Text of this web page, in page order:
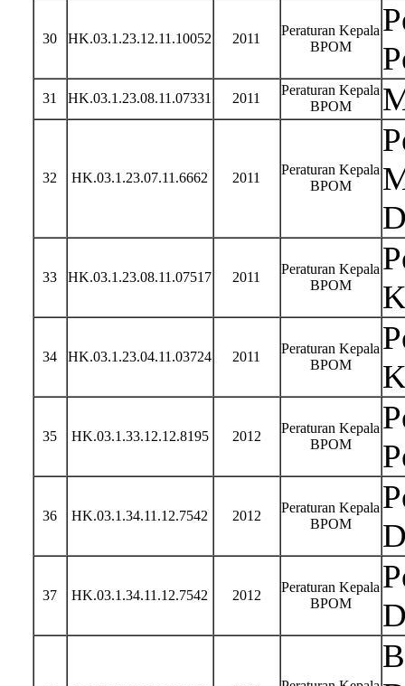
30 HK.03.1.23.12.11.10052 2011
Peraturan Kepala
BPOM
31 HK.03.1.23.08.11.07331 2011
Peraturan Kepala
BPOM
32 HK.03.1.23.07.11.6662 2011
Peraturan Kepala
BPOM
33 HK.03.1.23.08.11.07517 2011
Peraturan Kepala
BPOM
34 HK.03.1.23.04.11.03724 2011
Peraturan Kepala
BPOM
35 HK.03.1.33.12.12.8195 2012
Peraturan Kepala
BPOM
36 HK.03.1.34.11.12.7542 2012
Peraturan Kepala
BPOM
37 HK.03.1.34.11.12.7542 2012
Peraturan Kepala
BPOM